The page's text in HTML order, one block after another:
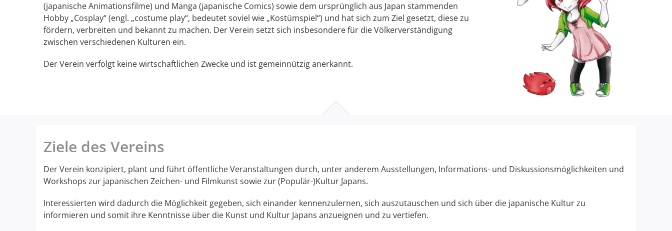
(japanische Animationsfilme) und Manga (japanische Comics) sowie dem ursprünglich aus Japan stammenden
Hobby „Cosplay“ (engl. „costume play“, bedeutet soviel wie „Kostümspiel“) und hat sich zum Ziel gesetzt, diese zu
fördern, verbreiten und bekannt zu machen. Der Verein setzt sich insbesondere für die Völkerverständigung
zwischen verschiedenen Kulturen ein.
Der Verein verfolgt keine wirtschaftlichen Zwecke und ist gemeinnützig anerkannt.
Ziele des Vereins
Der Verein konzipiert, plant und führt öffentliche Veranstaltungen durch, unter anderem Ausstellungen, Informations- und Diskussionsmöglichkeiten und
Workshops zur japanischen Zeichen- und Filmkunst sowie zur (Populär-)Kultur Japans.
Interessierten wird dadurch die Möglichkeit gegeben, sich einander kennenzulernen, sich auszutauschen und sich über die japanische Kultur zu
informieren und somit ihre Kenntnisse über die Kunst und Kultur Japans anzueignen und zu vertiefen.